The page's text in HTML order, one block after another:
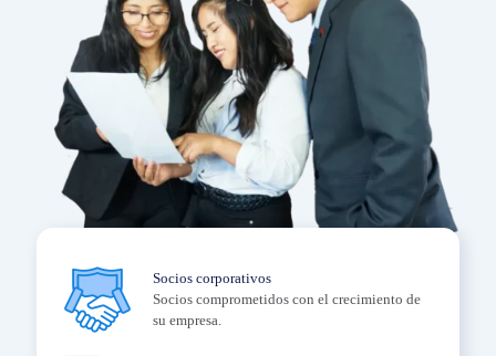
Socios corporativos
Socios comprometidos con el crecimiento de
su empresa.